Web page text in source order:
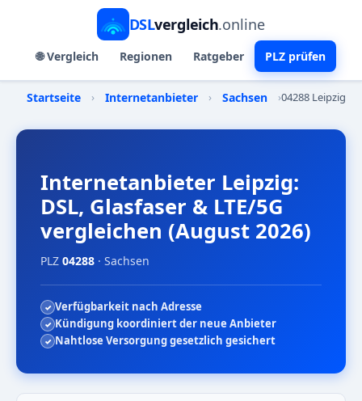
DSLvergleich.online
🌐 Vergleich Regionen Ratgeber PLZ prüfen
Startseite › Internetanbieter › Sachsen ›04288 Leipzig
Internetanbieter Leipzig:
DSL, Glasfaser & LTE/5G
vergleichen (August 2026)
PLZ 04288 · Sachsen
Verfügbarkeit nach Adresse
Kündigung koordiniert der neue Anbieter
Nahtlose Versorgung gesetzlich gesichert